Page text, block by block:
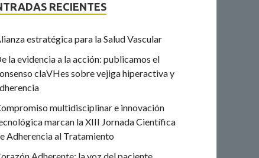
RECIENTES
estratégica para la Salud Vascular
la evidencia a la acción: publicamos el
claVHes sobre vejiga hiperactiva y
multidisciplinar e innovación
marcan la XIII Jornada Científica
Adherencia al Tratamiento